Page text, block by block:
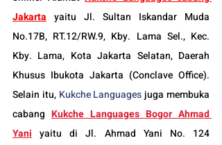
Jakarta yaitu Jl. Sultan Iskandar Muda
No.17B, RT.12/RW.9, Kby. Lama Sel., Kec.
Kby. Lama, Kota Jakarta Selatan, Daerah
Khusus Ibukota Jakarta (Conclave Office).
Selain itu, Kukche Languages juga membuka
cabang Kukche Languages Bogor Ahmad
Yani yaitu di Jl. Ahmad Yani No. 124